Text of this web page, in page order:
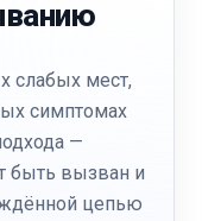
слабых мест,
симптомах
—
быть вызван и
цепью